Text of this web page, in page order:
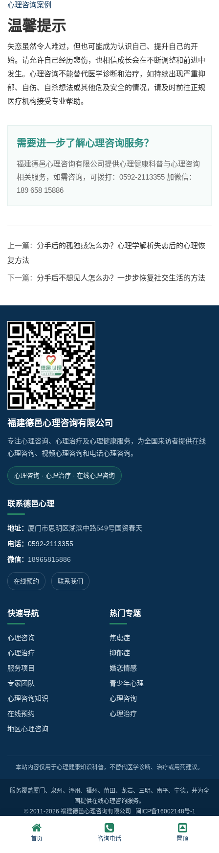
心理咨询案例
温馨提示
失恋虽然令人难过，但也可能成为认识自己、提升自己的开
始。请允许自己经历悲伤，也相信成长会在不断调整和前进中
发生。心理咨询不能替代医学诊断和治疗，如持续出现严重抑
郁、自伤、自杀想法或其他危及安全的情况，请及时前往正规
医疗机构接受专业帮助。
需要进一步了解心理咨询服务？
福建德邑心理咨询有限公司提供心理健康科普与心理咨询
相关服务，如需咨询，可拨打：0592-2113355 加微信：
189 658 15886
上一篇： 分手后的孤独感怎么办？心理学解析失恋后的心理恢
复方法
下一篇： 分手后不想见人怎么办？一步步恢复社交生活的方法
福建德邑心理咨询有限公司
专注心理咨询、心理治疗及心理健康服务，为全国来访者提供在线
心理咨询、视频心理咨询和电话心理咨询。
心理咨询 · 心理治疗 · 在线心理咨询
联系德邑心理
地址： 厦门市思明区湖滨中路549号国贸春天
电话： 0592-2113355
微信： 18965815886
在线预约 联系我们
快速导航
心理咨询
心理治疗
服务项目
专家团队
心理咨询知识
在线预约
地区心理咨询
热门专题
焦虑症
抑郁症
婚恋情感
青少年心理
心理咨询
心理治疗
本站内容仅用于心理健康知识科普，不替代医学诊断、治疗或用药建议。
服务覆盖厦门、泉州、漳州、福州、莆田、龙岩、三明、南平、宁德，并为全
国提供在线心理咨询服务。
© 2011-2026 福建德邑心理咨询有限公司
闽ICP备16002148号-1
首页 咨询电话 置顶